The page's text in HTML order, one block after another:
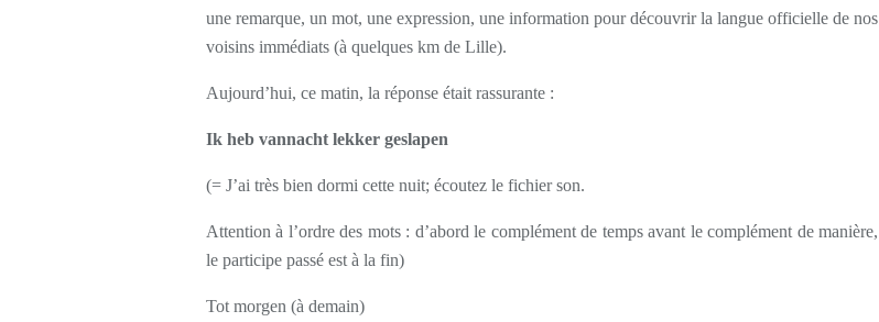
une remarque, un mot, une expression, une information pour découvrir la langue officielle de nos
voisins immédiats (à quelques km de Lille).
Aujourd’hui, ce matin, la réponse était rassurante :
Ik heb vannacht lekker geslapen
(= J’ai très bien dormi cette nuit; écoutez le fichier son.
Attention à l’ordre des mots : d’abord le complément de temps avant le complément de manière,
le participe passé est à la fin)
Tot morgen (à demain)